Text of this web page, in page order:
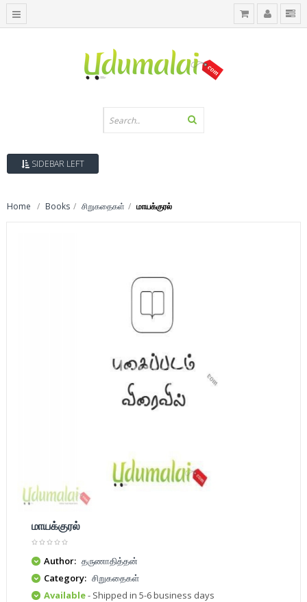
SIDEBAR LEFT
Home Books சிறுகதைகள் மாயக்குரல்
மாயக்குரல்
Author: தருணாதித்தன்
Category: சிறுகதைகள்
Available- Shipped in 5-6 business days